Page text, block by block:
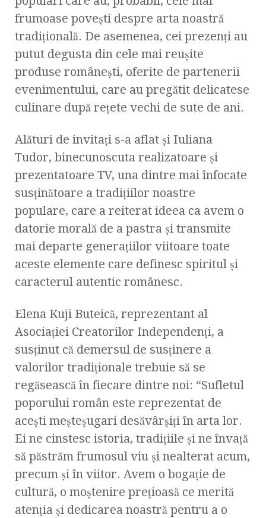
frumoase povești despre arta noastră
tradițională. De asemenea, cei prezenți au
putut degusta din cele mai reușite
produse românești, oferite de partenerii
evenimentului, care au pregătit delicatese
culinare după rețete vechi de sute de ani.
Alături de invitați s-a aflat și Iuliana
Tudor, binecunoscuta realizatoare și
prezentatoare TV, una dintre mai înfocate
susținătoare a tradițiilor noastre
populare, care a reiterat ideea ca avem o
datorie morală de a pastra și transmite
mai departe generațiilor viitoare toate
aceste elemente care definesc spiritul și
caracterul autentic românesc.
Elena Kuji Buteică, reprezentant al
Asociației Creatorilor Independenți, a
susținut că demersul de susținere a
valorilor tradiționale trebuie să se
regăsească în fiecare dintre noi: “Sufletul
poporului român este reprezentat de
acești meșteșugari desăvârșiți în arta lor.
Ei ne cinstesc istoria, tradițiile și ne învață
să păstrăm frumosul viu și nealterat acum,
precum și în viitor. Avem o bogație de
cultură, o moștenire prețioasă ce merită
atenția și dedicarea noastră pentru a o